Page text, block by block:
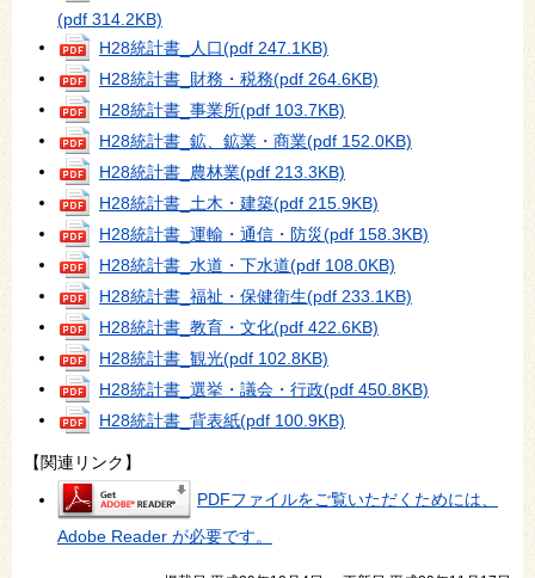
(pdf 314.2KB)
H28統計書_人口(pdf 247.1KB)
H28統計書_財務・税務(pdf 264.6KB)
H28統計書_事業所(pdf 103.7KB)
H28統計書_鉱、鉱業・商業(pdf 152.0KB)
H28統計書_農林業(pdf 213.3KB)
H28統計書_土木・建築(pdf 215.9KB)
H28統計書_運輸・通信・防災(pdf 158.3KB)
H28統計書_水道・下水道(pdf 108.0KB)
H28統計書_福祉・保健衛生(pdf 233.1KB)
H28統計書_教育・文化(pdf 422.6KB)
H28統計書_観光(pdf 102.8KB)
H28統計書_選挙・議会・行政(pdf 450.8KB)
H28統計書_背表紙(pdf 100.9KB)
【関連リンク】
PDFファイルをご覧いただくためには、
Adobe Reader が必要です。